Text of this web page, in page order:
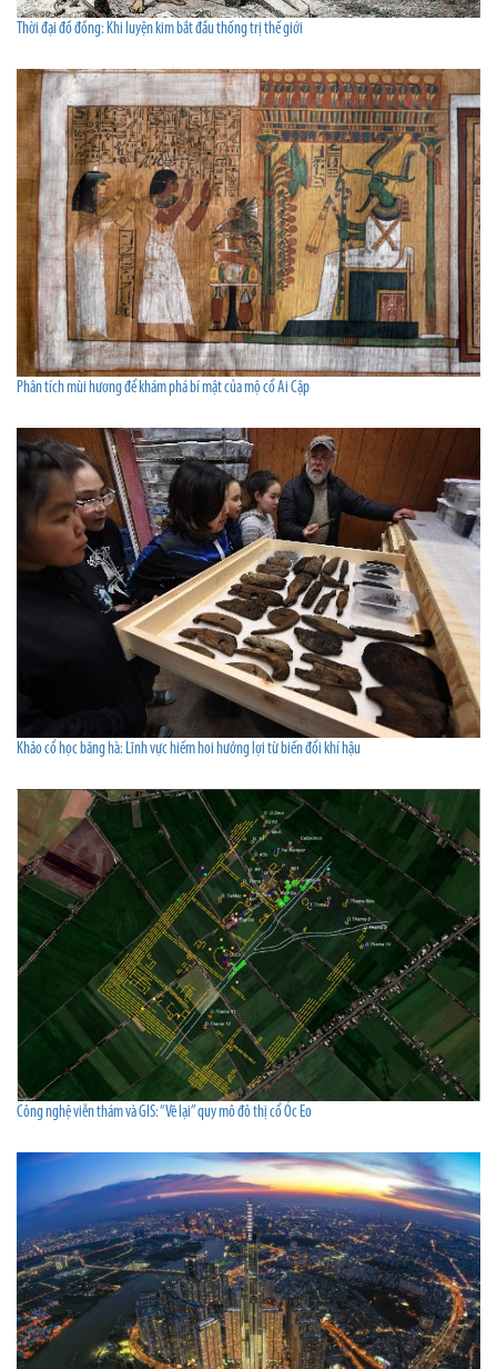
Thời đại đồ đồng: Khi luyện kim bắt đầu thống trị thế giới
Phân tích mùi hương để khám phá bí mật của mộ cổ Ai Cập
Khảo cổ học băng hà: Lĩnh vực hiếm hoi hưởng lợi từ biến đổi khí hậu
Công nghệ viễn thám và GIS: “Vẽ lại” quy mô đô thị cổ Óc Eo